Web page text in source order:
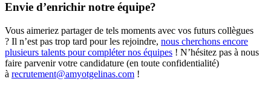
Envie d’enrichir notre équipe?
Vous aimeriez partager de tels moments avec vos futurs collègues
? Il n’est pas trop tard pour les rejoindre, nous cherchons encore
plusieurs talents pour compléter nos équipes ! N’hésitez pas à nous
faire parvenir votre candidature (en toute confidentialité)
à recrutement@amyotgelinas.com !